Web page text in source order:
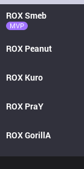
ROXSmeb
MVP
ROX Peanut
ROX Kuro
ROX PraY
ROXGorillA